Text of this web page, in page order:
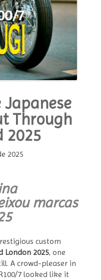
Japanese
Through
2025
2025
marcas
custom
London 2025, one
A crowd-pleaser in
7 looked like it